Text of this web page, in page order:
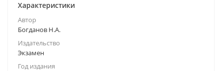
Характеристики
Автор
Богданов Н.А.
Издательство
Экзамен
Год издания